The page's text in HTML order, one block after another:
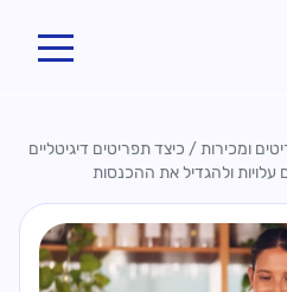
ומכירות/ כיצד תפריטים דיגיטליים
ולהגדיל את ההכנסות